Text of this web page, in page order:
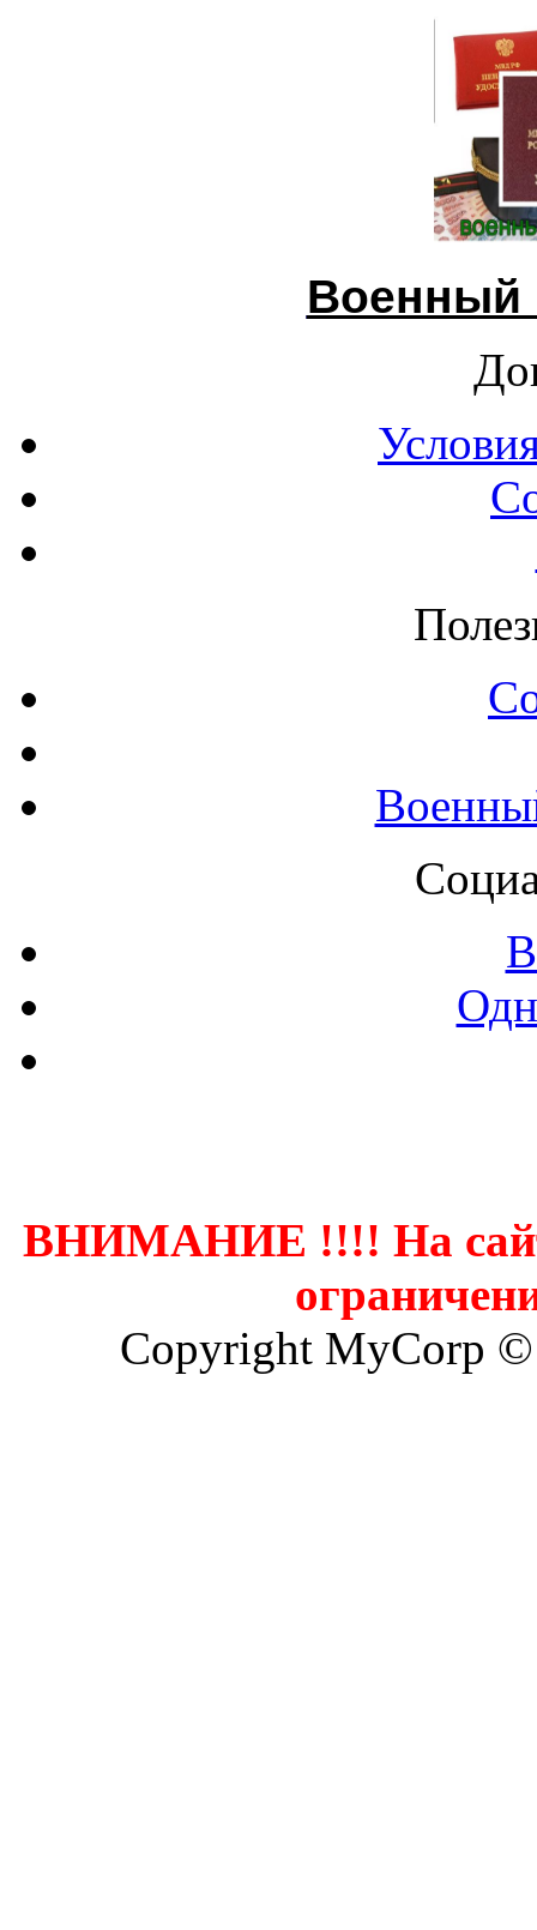
Военный
ВНИМАНИЕ !!!! На
Copyright MyCorp